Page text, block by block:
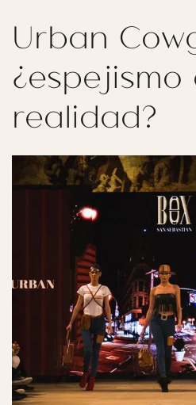
Urban
¿espejismo
realidad?